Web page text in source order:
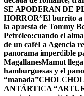
SE APODERAN DE
HORROR”El burrito a
la apuesta de Tommy
Petróleo:cuando el
de un caféLa Agencia
panorama imperdible
MagallanesMamut
hamburguesas y el
“manada”
ANTÁRTICA